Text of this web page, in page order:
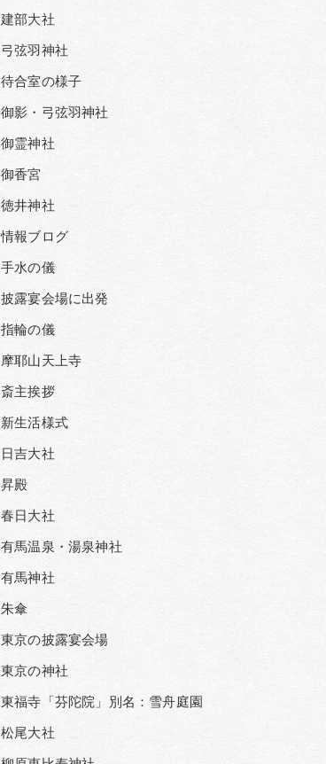
建部大社
弓弦羽神社
待合室の様子
御影・弓弦羽神社
御霊神社
御香宮
徳井神社
情報ブログ
手水の儀
披露宴会場に出発
指輪の儀
摩耶山天上寺
斎主挨拶
新生活様式
日吉大社
昇殿
春日大社
有馬温泉・湯泉神社
有馬神社
朱傘
東京の披露宴会場
東京の神社
東福寺「芬陀院」別名：雪舟庭園
松尾大社